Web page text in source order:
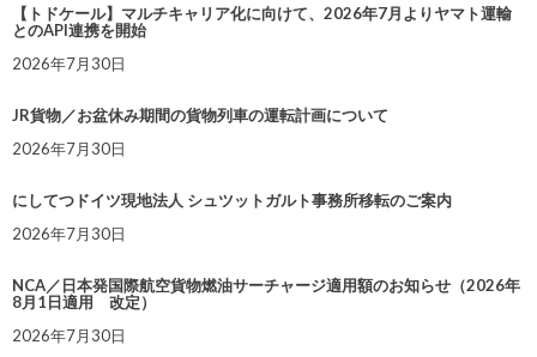
【トドケール】マルチキャリア化に向けて、2026年7月よりヤマト運輸
とのAPI連携を開始
2026年7月30日
JR貨物／お盆休み期間の貨物列車の運転計画について
2026年7月30日
にしてつドイツ現地法人 シュツットガルト事務所移転のご案内
2026年7月30日
NCA／日本発国際航空貨物燃油サーチャージ適用額のお知らせ（2026年
8月1日適用 改定）
2026年7月30日